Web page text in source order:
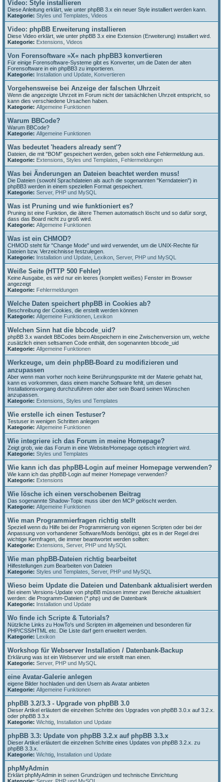
Video: Style installieren
Diese Anleitung erklärt, wie unter phpBB 3.x ein neuer Style installiert werden kann.
Kategorie: Styles und Templates Videos
Video: phpBB Erweiterung installieren
Diese Video erklärt, wie unter phpBB 3.x eine Extension (Erweiterung) installiert wird.
Kategorie: Extensions Videos
Von Forensoftware »X« nach phpBB3 konvertieren
Für einige Forensoftware-Systeme gibt es Konverter, um die Daten der alten
Forensoftware in ein phpBB3 zu importieren.
Kategorie: Installation und Update Konvertieren
Vorgehensweise bei Anzeige der falschen Uhrzeit
Wenn die angezeigte Uhrzeit im Forum nicht der tatsächlichen Uhrzeit entspricht, so
kann dies verschiedene Ursachen haben.
Kategorie: Allgemeine Funktionen
Warum BBCode?
Warum BBCode?
Kategorie: Allgemeine Funktionen
Was bedeutet 'headers already sent'?
Dateien, die mit "BOM" gespeichert werden, geben solch eine Fehlermeldung aus.
Kategorie: Extensions Styles und Templates Fehlermeldungen
Was bei Änderungen an Dateien beachtet werden muss!
Die Dateien (sowohl Sprachdateien als auch die sogenannten "Kerndateien") in
phpBB3 werden in einem speziellen Format gespeichert.
Kategorie: Server, PHP und MySQL
Was ist Pruning und wie funktioniert es?
Pruning ist eine Funktion, die ältere Themen automatisch löscht und so dafür sorgt,
dass das Board nicht zu groß wird.
Kategorie: Allgemeine Funktionen
Was ist ein CHMOD?
CHMOD steht für "Change Mode" und wird verwendet, um die UNIX-Rechte für
Dateien bzw. Verzeichnisse festzulegen.
Kategorie: Installation und Update Lexikon Server, PHP und MySQL
Weiße Seite (HTTP 500 Fehler)
Keine Ausgabe, es wird nur ein leeres (komplett weißes) Fenster im Browser
angezeigt
Kategorie: Fehlermeldungen
Welche Daten speichert phpBB in Cookies ab?
Beschreibung der Cookies, die erstellt werden können
Kategorie: Allgemeine Funktionen Lexikon
Welchen Sinn hat die bbcode_uid?
phpBB 3.x wandelt BBCodes beim Abspeichern in eine Zwischenversion um, welche
zusätzlich einen seltsamen Code enthält, den sogenannten bbcode_uid
Kategorie: Allgemeine Funktionen
Werkzeuge, um dein phpBB-Board zu modifizieren und
anzupassen
Aber wenn man vorher noch keine Berührungspunkte mit der Materie gehabt hat,
kann es vorkommen, dass einem manche Software fehlt, um diesen
Installationsvorgang durchzuführen oder aber sein Board seinen Wünschen
anzupassen.
Kategorie: Extensions Styles und Templates
Wie erstelle ich einen Testuser?
Testuser in wenigen Schritten anlegen
Kategorie: Allgemeine Funktionen
Wie integriere ich das Forum in meine Homepage?
Zeigt grob, wie das Forum in eine Website/Homepage optisch integriert wird.
Kategorie: Styles und Templates
Wie kann ich das phpBB-Login auf meiner Homepage verwenden?
Wie kann ich das phpBB-Login auf meiner Homepage verwenden?
Kategorie: Extensions
Wie lösche ich einen verschobenen Beitrag
Das sogenannte Shadow-Topic muss über den MCP gelöscht werden.
Kategorie: Allgemeine Funktionen
Wie man Programmierfragen richtig stellt
Speziell wenn du Hilfe bei der Programmierung von eigenen Scripten oder bei der
Anpassung von vorhandener Software/Mods benötigst, gibt es in der Regel drei
wichtige Kernfragen, die immer beantwortet werden sollten:
Kategorie: Extensions Server, PHP und MySQL
Wie man phpBB-Dateien richtig bearbeitet
Hilfestellungen zum Bearbeiten von Dateien
Kategorie: Styles und Templates Server, PHP und MySQL
Wieso beim Update die Dateien und Datenbank aktualisiert werden
Bei einem Versions-Update von phpBB müssen immer zwei Bereiche aktualisiert
werden: die Programm-Dateien (*.php) und die Datenbank
Kategorie: Installation und Update
Wo finde ich Scripte & Tutorials?
Nützliche Links zu HowTo's und Scripten im allgemeinen und besonderen für
PHP/CSS/HTML etc. Die Liste darf gern erweitert werden.
Kategorie: Lexikon
Workshop für Webserver Installation / Datenbank-Backup
Erklärung was ist ein Webserver und wie erstellt man einen.
Kategorie: Server, PHP und MySQL
eine Avatar-Galerie anlegen
eigene Bilder hochladen und den Usern als Avatar anbieten
Kategorie: Allgemeine Funktionen
phpBB 3.2/3.3 - Upgrade von phpBB 3.0
Dieser Artikel erläutert die einzelnen Schritte des Upgrades von phpBB 3.0.x auf 3.2.x.
oder phpBB 3.3.x
Kategorie: Wichtig Installation und Update
phpBB 3.3: Update von phpBB 3.2.x auf phpBB 3.3.x
Dieser Artikel erläutert die einzelnen Schritte eines Updates von phpBB 3.2.x. zu
phpBB 3.3.x.
Kategorie: Wichtig Installation und Update
phpMyAdmin
Erklärt phpMyAdmin in seinen Grundzügen und technische Einrichtung